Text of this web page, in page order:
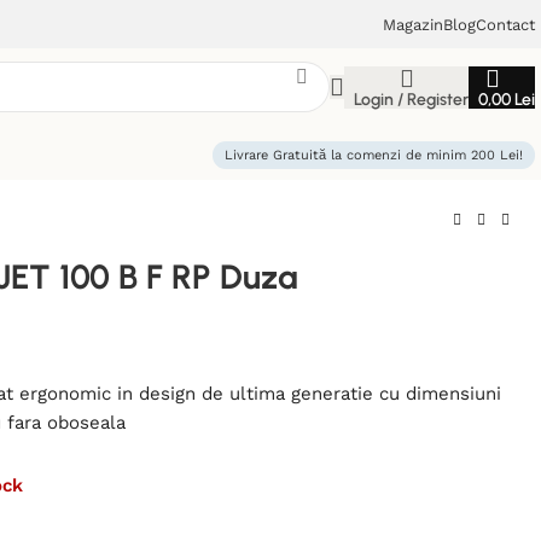
MagazinBlogContact
Login / Register 0,00Lei
Livrare Gratuită la comenzi de minim 200 Lei!
100 B F RP Duza
ergonomic in design de ultima generatie cu dimensiuni
oboseala